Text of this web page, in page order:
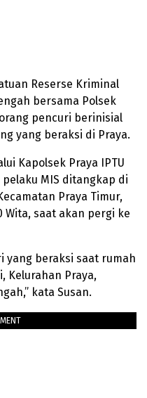
Reserse Kriminal
bersama Polsek
pencuri berinisial
yang beraksi di Praya.
Kapolsek Praya IPTU
pelaku MIS ditangkap di
Praya Timur,
Wita, saat akan pergi ke
yang beraksi saat rumah
Kelurahan Praya,
kata Susan.